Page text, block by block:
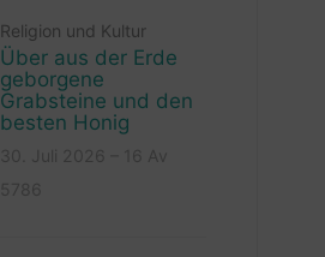
Religion und Kultur
Über aus der Erde
geborgene
Grabsteine und den
besten Honig